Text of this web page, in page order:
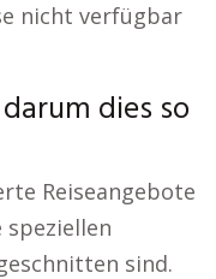
nicht verfügbar
dies so
Reiseangebote
sind.